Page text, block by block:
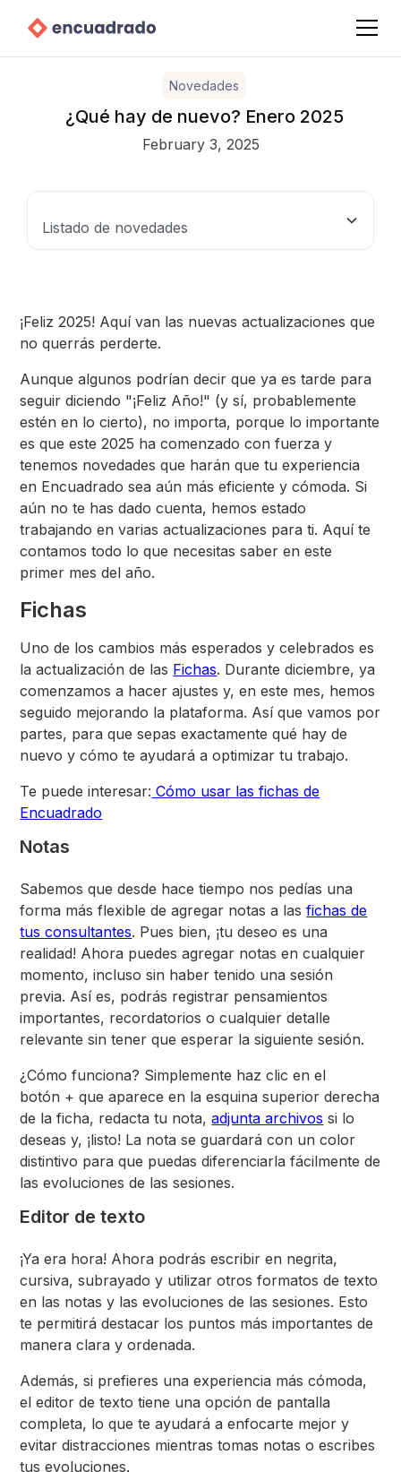
Novedades
¿Qué hay de nuevo? Enero 2025
February 3, 2025
Listado de novedades
tus consultantes
¡Feliz 2025! Aquí van las nuevas actualizaciones que
no querrás perderte.
Aunque algunos podrían decir que ya es tarde para
seguir diciendo "¡Feliz Año!" (y sí, probablemente
estén en lo cierto), no importa, porque lo importante
es que este 2025 ha comenzado con fuerza y
tenemos novedades que harán que tu experiencia
en Encuadrado sea aún más eficiente y cómoda. Si
aún no te has dado cuenta, hemos estado
trabajando en varias actualizaciones para ti. Aquí te
contamos todo lo que necesitas saber en este
primer mes del año.
Fichas
Uno de los cambios más esperados y celebrados es
la actualización de las Fichas. Durante diciembre, ya
comenzamos a hacer ajustes y, en este mes, hemos
seguido mejorando la plataforma. Así que vamos por
partes, para que sepas exactamente qué hay de
nuevo y cómo te ayudará a optimizar tu trabajo.
Te puede interesar: Cómo usar las fichas de
Encuadrado
Notas
Sabemos que desde hace tiempo nos pedías una
forma más flexible de agregar notas a lasfichas de
tus consultantes. Pues bien, ¡tu deseo es una
realidad! Ahora puedes agregar notas en cualquier
momento, incluso sin haber tenido una sesión
previa. Así es, podrás registrar pensamientos
importantes, recordatorios o cualquier detalle
relevante sin tener que esperar la siguiente sesión.
¿Cómo funciona? Simplemente haz clic en el
botón + que aparece en la esquina superior derecha
de la ficha, redacta tu nota,adjunta archivos si lo
deseas y, ¡listo! La nota se guardará con un color
distintivo para que puedas diferenciarla fácilmente de
las evoluciones de las sesiones.
Editor de texto
¡Ya era hora! Ahora podrás escribir en negrita,
cursiva, subrayado y utilizar otros formatos de texto
en las notas y las evoluciones de las sesiones. Esto
te permitirá destacar los puntos más importantes de
manera clara y ordenada.
Además, si prefieres una experiencia más cómoda,
el editor de texto tiene una opción de pantalla
completa, lo que te ayudará a enfocarte mejor y
evitar distracciones mientras tomas notas o escribes
tus evoluciones.